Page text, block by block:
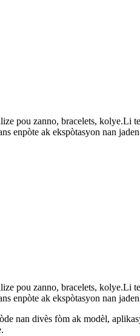
pou zanno, bracelets, kolye.Li
enpòte ak ekspòtasyon nan
pou zanno, bracelets, kolye.Li
enpòte ak ekspòtasyon nan
nan divès fòm ak modèl,